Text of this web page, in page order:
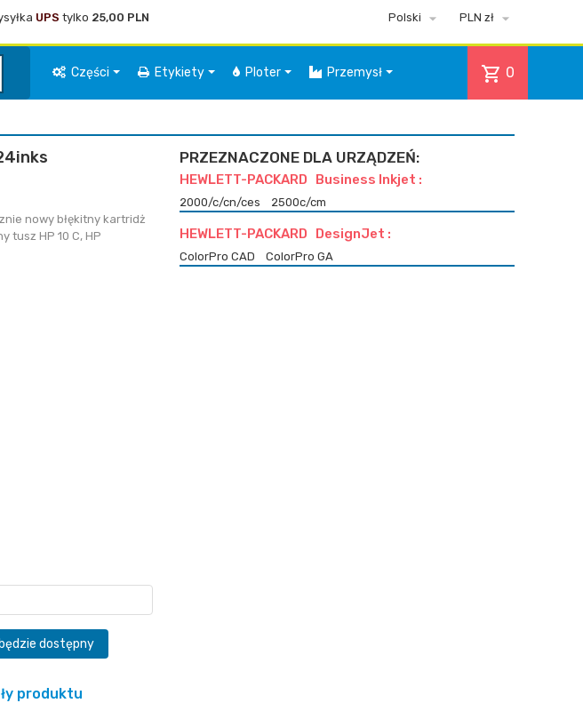
UPS tylko 25,00 PLN Polski  PLN zł 
shopping_cart 0
Części Etykiety Ploter Przemysł
nowy błękitny kartridż
tusz HP 10 C, HP
dostępny
PRZEZNACZONE DLA URZĄDZEŃ:
HEWLETT-PACKARD Business Inkjet :
2000/c/cn/ces 2500c/cm
HEWLETT-PACKARD DesignJet :
ColorPro CAD ColorPro GA
produktu